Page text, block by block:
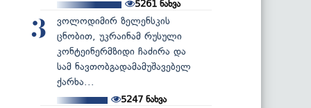
5261 ნახვა
3
ვოლოდიმირ ზელენსკის
ცნობით, უკრაინამ რუსული
კონტეინერმზიდი ჩაძირა და
სამ ნავთობგადამამუშავებელ
ქარხა...
5247ნახვა